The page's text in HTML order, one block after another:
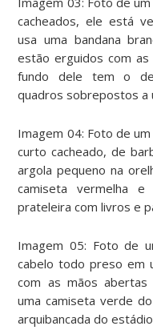
cacheados, ele está
usa uma bandana
estão erguidos com
fundo dele tem o
quadros sobrepostos a
Imagem 04: Foto de
curto cacheado, de
argola pequeno na
camiseta vermelha
prateleira com livros e
Imagem 05: Foto de
cabelo todo preso em
com as mãos
uma camiseta verde
arquibancada do